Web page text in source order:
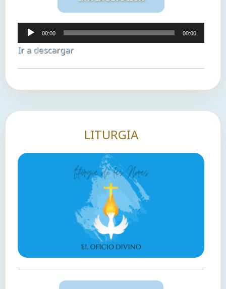
Reproductor
de
audio
00:00 00:00
Ir a descargar
LITURGIA